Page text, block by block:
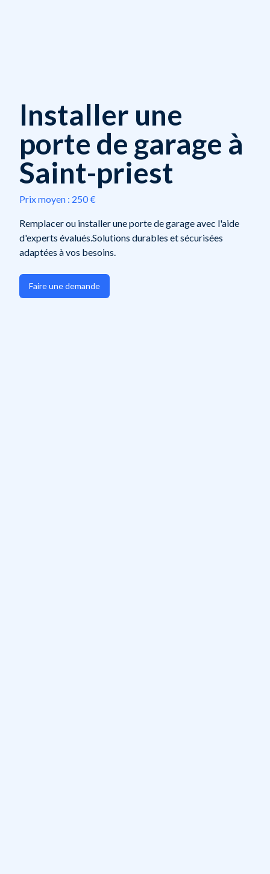
Installer une
porte de garage à
Saint-priest
Prix moyen : 250 €
Remplacer ou installer une porte de garage avec l'aide
d'experts évalués.Solutions durables et sécurisées
adaptées à vos besoins.
Faire une demande